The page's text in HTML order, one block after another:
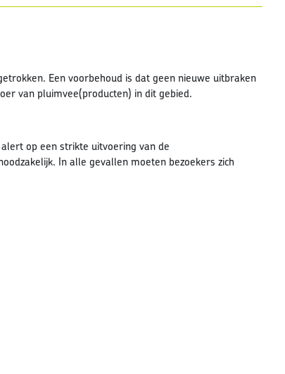
Een voorbehoud is dat geen nieuwe uitbraken
van pluimvee(producten) in dit gebied.
op een strikte uitvoering van de
In alle gevallen moeten bezoekers zich